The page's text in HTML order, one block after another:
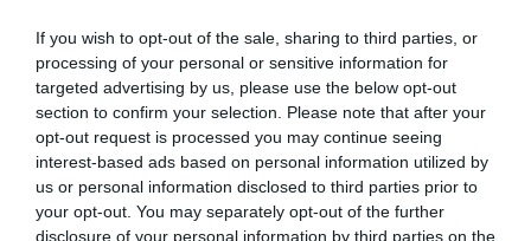
If you wish to opt-out of the sale, sharing to third parties, or
processing of your personal or sensitive information for
targeted advertising by us, please use the below opt-out
section to confirm your selection. Please note that after your
opt-out request is processed you may continue seeing
interest-based ads based on personal information utilized by
us or personal information disclosed to third parties prior to
your opt-out. You may separately opt-out of the further
disclosure of your personal information by third parties on the
Soutenez-nous, faites un don !
NOUS SOUTENIR